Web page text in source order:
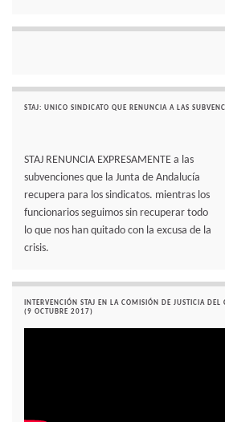
STAJ: UNICO SINDICATO QUE RENUNCIA A LAS
STAJ RENUNCIA EXPRESAMENTE a las
subvenciones que la Junta de Andalucía
recupera para los sindicatos. mientras los
funcionarios seguimos sin recuperar todo
lo que nos han quitado con la excusa de la
crisis.
INTERVENCIÓN STAJ EN LA COMISIÓN DE JUSTICIA DEL
(9 OCTUBRE 2017)